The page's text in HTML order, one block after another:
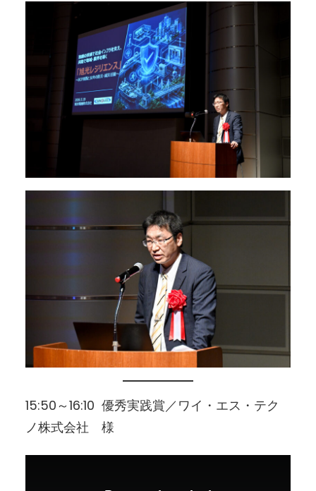
15:50～16:10 優秀実践賞／ワイ・エス・テク
ノ株式会社 様